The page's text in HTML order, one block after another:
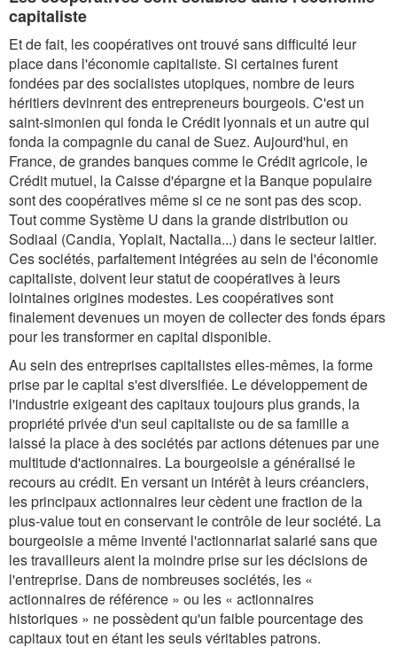
capitaliste
Et de fait, les coopératives ont trouvé sans difficulté leur
place dans l'économie capitaliste. Si certaines furent
fondées par des socialistes utopiques, nombre de leurs
héritiers devinrent des entrepreneurs bourgeois. C'est un
saint-simonien qui fonda le Crédit lyonnais et un autre qui
fonda la compagnie du canal de Suez. Aujourd'hui, en
France, de grandes banques comme le Crédit agricole, le
Crédit mutuel, la Caisse d'épargne et la Banque populaire
sont des coopératives même si ce ne sont pas des scop.
Tout comme Système U dans la grande distribution ou
Sodiaal (Candia, Yoplait, Nactalia...) dans le secteur laitier.
Ces sociétés, parfaitement intégrées au sein de l'économie
capitaliste, doivent leur statut de coopératives à leurs
lointaines origines modestes. Les coopératives sont
finalement devenues un moyen de collecter des fonds épars
pour les transformer en capital disponible.
Au sein des entreprises capitalistes elles-mêmes, la forme
prise par le capital s'est diversifiée. Le développement de
l'industrie exigeant des capitaux toujours plus grands, la
propriété privée d'un seul capitaliste ou de sa famille a
laissé la place à des sociétés par actions détenues par une
multitude d'actionnaires. La bourgeoisie a généralisé le
recours au crédit. En versant un intérêt à leurs créanciers,
les principaux actionnaires leur cèdent une fraction de la
plus-value tout en conservant le contrôle de leur société. La
bourgeoisie a même inventé l'actionnariat salarié sans que
les travailleurs aient la moindre prise sur les décisions de
l'entreprise. Dans de nombreuses sociétés, les «
actionnaires de référence » ou les « actionnaires
historiques » ne possèdent qu'un faible pourcentage des
capitaux tout en étant les seuls véritables patrons.